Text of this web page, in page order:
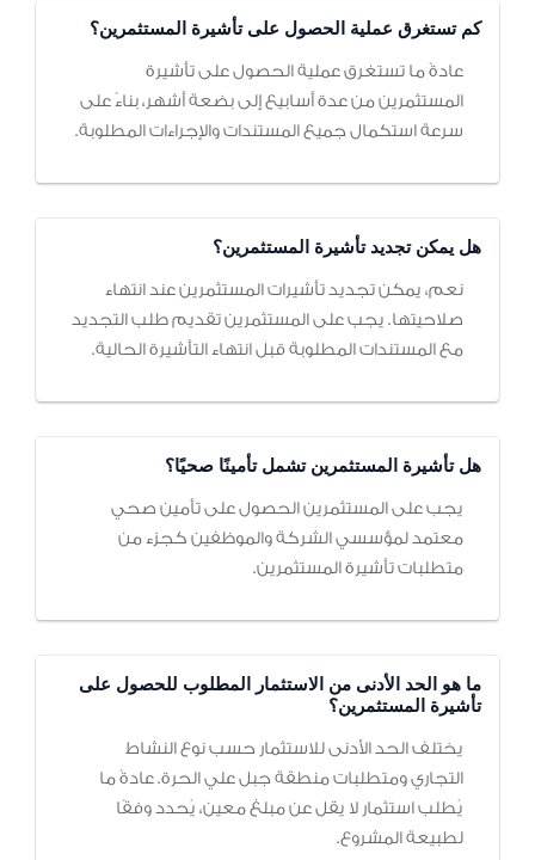
كم تستغرق عملية الحصول على تأشيرة المستثمرين؟
عادةً ما تستغرق عملية الحصول على تأشيرة
المستثمرين من عدة أسابيع إلى بضعة أشهر، بناءً على
سرعة استكمال جميع المستندات والإجراءات المطلوبة.
هل يمكن تجديد تأشيرة المستثمرين؟
نعم، يمكن تجديد تأشيرات المستثمرين عند انتهاء
صلاحيتها. يجب على المستثمرين تقديم طلب التجديد
مع المستندات المطلوبة قبل انتهاء التأشيرة الحالية.
هل تأشيرة المستثمرين تشمل تأمينًا صحيًا؟
يجب على المستثمرين الحصول على تأمين صحي
معتمد لمؤسسي الشركة والموظفين كجزء من
متطلبات تأشيرة المستثمرين.
ما هو الحد الأدنى من الاستثمار المطلوب للحصول على
تأشيرة المستثمرين؟
يختلف الحد الأدنى للاستثمار حسب نوع النشاط
التجاري ومتطلبات منطقة جبل علي الحرة. عادةً ما
يُطلب استثمار لا يقل عن مبلغ معين، يُحدد وفقًا
لطبيعة المشروع.